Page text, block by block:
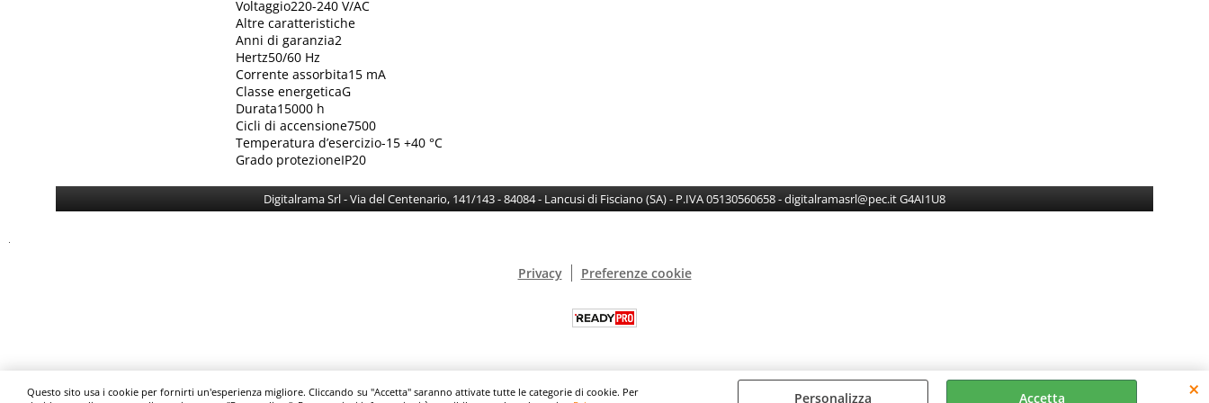
Questo sito usa i cookie per fornirti un'esperienza migliore. Cliccando su "Accetta" saranno attivate tutte le categorie di cookie. Per
Personalizza Accetta
Voltaggio220-240 V/AC
Altre caratteristiche
Anni di garanzia2
Hertz50/60 Hz
Corrente assorbita15 mA
Classe energeticaG
Durata15000 h
Cicli di accensione7500
Temperatura d’esercizio-15 +40 °C
Grado protezioneIP20
Digitalrama Srl - Via del Centenario, 141/143 - 84084 - Lancusi di Fisciano (SA) - P.IVA 05130560658 - digitalramasrl@pec.it G4AI1U8
Privacy Preferenze cookie